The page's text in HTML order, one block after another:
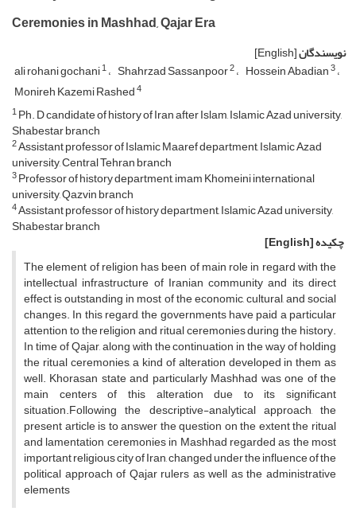
Ceremonies in Mashhad, Qajar Era
نویسندگان[English]
ali rohani gochani1 Shahrzad Sassanpoor2 Hossein Abadian3
Monireh Kazemi Rashed4
1Ph. D candidate of history of Iran after Islam, Islamic Azad university,
Shabestar branch
2Assistant professor of Islamic Maaref department, Islamic Azad
university, Central Tehran branch
3Professor of history department, imam Khomeini international
university, Qazvin branch
4Assistant professor of history department, Islamic Azad university,
Shabestar branch
چکیده[English]
The element of religion has been of main role in regard with the
intellectual infrastructure of Iranian community and its direct
effect is outstanding in most of the economic, cultural, and social
changes. In this regard, the governments have paid a particular
attention to the religion and ritual ceremonies during the history.
In time of Qajar, along with the continuation in the way of holding
the ritual ceremonies, a kind of alteration developed in them as
well. Khorasan state and particularly Mashhad was one of the
main centers of this alteration due to its significant
situation.Following the descriptive-analytical approach, the
present article is to answer the question on the extent the ritual
and lamentation ceremonies in Mashhad regarded as the most
important religious city of Iran, changed under the influence of the
political approach of Qajar rulers as well as the administrative
elements